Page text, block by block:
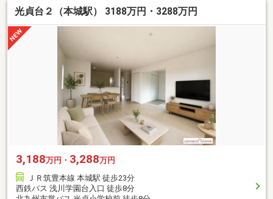
光貞台２（本城駅） 3188万円・3288万円
3,188万円・ 3,288万円
ＪＲ筑豊本線 本城駅 徒歩23分
西鉄バス 浅川学園台入口 徒歩8分